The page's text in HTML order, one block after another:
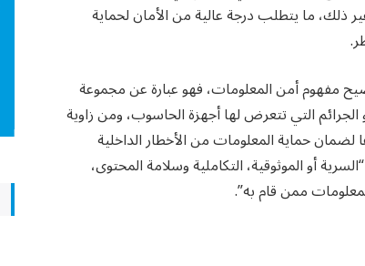
ذلك، ما يتطلب درجة عالية من الأمان لحماية
مفهوم أمن المعلومات، فهو عبارة عن مجموعة
الجرائم التي تتعرض لها أجهزة الحاسوب، ومن زاوية
لضمان حماية المعلومات من الأخطار الداخلية
أو الموثوقية، التكاملية وسلامة المحتوى،
ممن قام به”.